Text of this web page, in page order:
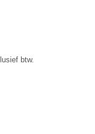
btw.